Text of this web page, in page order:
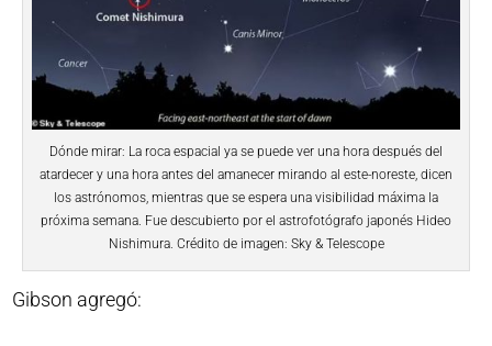
Dónde mirar: La roca espacial ya se puede ver una hora después del
atardecer y una hora antes del amanecer mirando al este-noreste, dicen
los astrónomos, mientras que se espera una visibilidad máxima la
próxima semana. Fue descubierto por el astrofotógrafo japonés Hideo
Nishimura. Crédito de imagen: Sky & Telescope
Gibson agregó: